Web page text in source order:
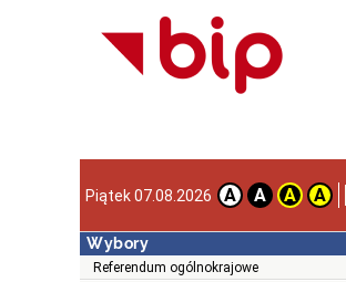
Piątek 07.08.2026 A A A A
Wybory
Referendum ogólnokrajowe